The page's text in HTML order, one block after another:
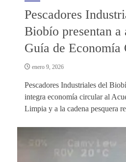
Pescadores
Biobío presentan a
Guía de Economía
enero 9, 2026
Pescadores Industriales del
integra economía circular al
Limpia y a la cadena pesquera